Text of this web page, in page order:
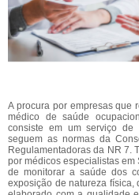
A procura por empresas que
médico de saúde
consiste em um serviço de
seguem as normas da
Regulamentadoras da NR 7.
por médicos especialistas
de monitorar a saúde dos
exposição de natureza